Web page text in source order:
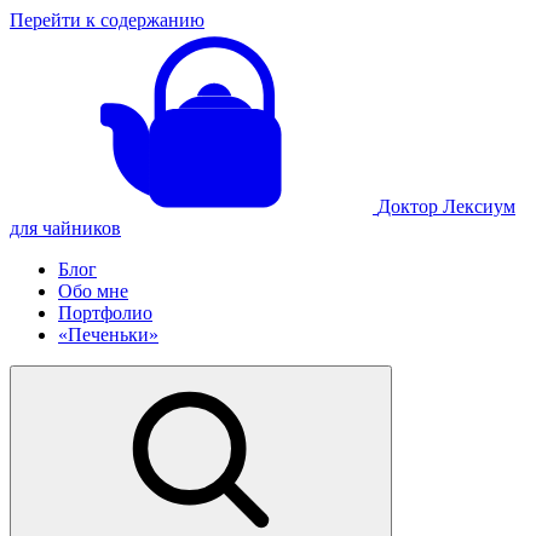
Перейти к содержанию
Доктор Лексиум
для чайников
Блог
Обо мне
Портфолио
«Печеньки»